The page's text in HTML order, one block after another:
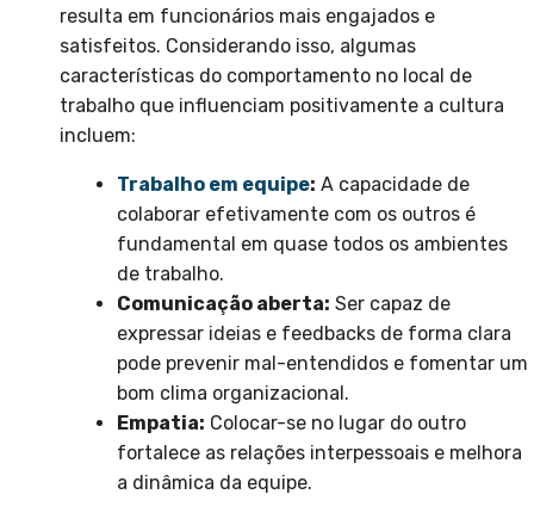
resulta em funcionários mais engajados e
satisfeitos. Considerando isso, algumas
características do comportamento no local de
trabalho que influenciam positivamente a cultura
incluem:
Trabalho em equipe: A capacidade de
colaborar efetivamente com os outros é
fundamental em quase todos os ambientes
de trabalho.
Comunicação aberta: Ser capaz de
expressar ideias e feedbacks de forma clara
pode prevenir mal-entendidos e fomentar um
bom clima organizacional.
Empatia: Colocar-se no lugar do outro
fortalece as relações interpessoais e melhora
a dinâmica da equipe.